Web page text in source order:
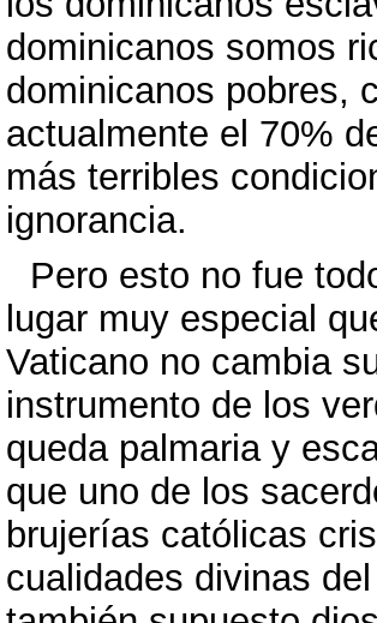
dominicanos somos
dominicanos pobres,
actualmente el 70%
más terribles
ignorancia.
Pero esto no fue
lugar muy especial
Vaticano no cambia
instrumento de los
queda palmaria y
que uno de los
brujerías católicas
cualidades divinas